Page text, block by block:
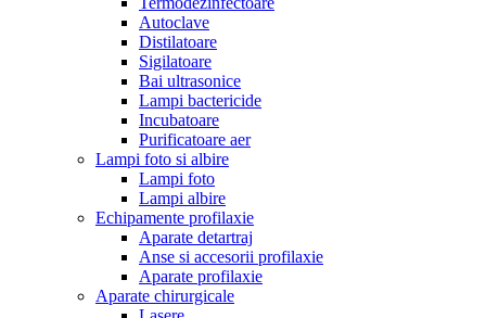
Autoclave
Distilatoare
Sigilatoare
Bai ultrasonice
Lampi bactericide
Incubatoare
Purificatoare aer
Lampi foto si albire
Lampi foto
Lampi albire
Echipamente profilaxie
Aparate detartraj
Anse si accesorii profilaxie
Aparate profilaxie
Aparate chirurgicale